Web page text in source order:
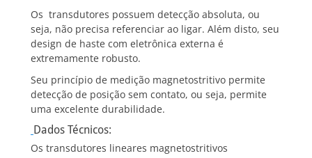
Os transdutores possuem detecção absoluta, ou
seja, não precisa referenciar ao ligar. Além disto, seu
design de haste com eletrônica externa é
extremamente robusto.
Seu princípio de medição magnetostritivo permite
detecção de posição sem contato, ou seja, permite
uma excelente durabilidade.
Dados Técnicos:
Os transdutores lineares magnetostritivos